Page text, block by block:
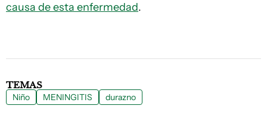
causa de esta enfermedad.
TEMAS
Niño MENINGITIS durazno